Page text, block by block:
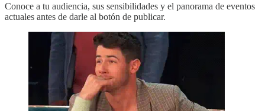
Conoce a tu audiencia, sus sensibilidades y el panorama de eventos
actuales antes de darle al botón de publicar.